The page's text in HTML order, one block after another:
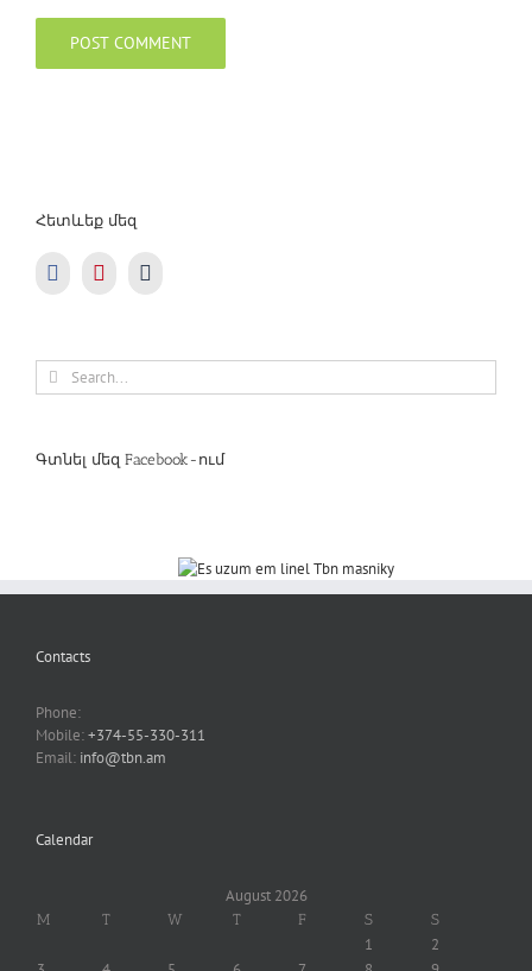
Հետևեք մեզ
Search
for:
Գտնել մեզ Facebook-ում
Contacts
Phone:
Mobile:+374-55-330-311
Email: info@tbn.am
Calendar
August 2026
M T W T F S S
1
2